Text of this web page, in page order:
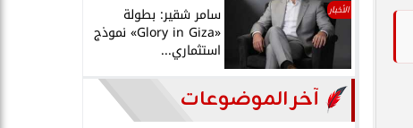
الأخبار سامر شقير: بطولة
«Glory in Giza» نموذج
استثماري...
آخر الموضوعات